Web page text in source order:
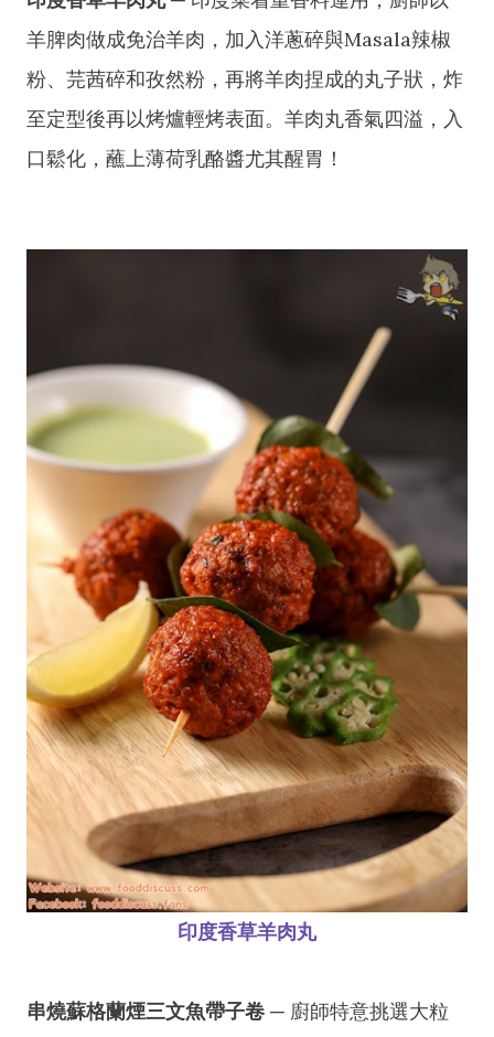
羊脾肉做成免治羊肉，加入洋蔥碎與Masala辣椒
粉、芫茜碎和孜然粉，再將羊肉捏成的丸子狀，炸
至定型後再以烤爐輕烤表面。羊肉丸香氣四溢，入
口鬆化，蘸上薄荷乳酪醬尤其醒胃！
印度香草羊肉丸
串燒蘇格蘭煙三文魚帶子卷 ─ 廚師特意挑選大粒